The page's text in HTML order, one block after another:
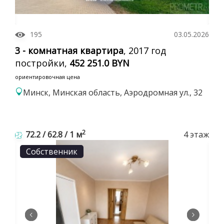
195 03.05.2026
3 - комнатная квартира, 2017 год
постройки, 452 251.0 BYN
ориентировочная цена
Минск, Минская область, Аэродромная ул., 32
72.2 / 62.8 / 1 м2
4 этаж
Собственник